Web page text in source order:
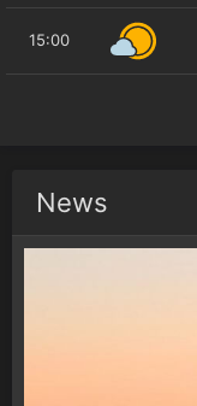
15:00
News